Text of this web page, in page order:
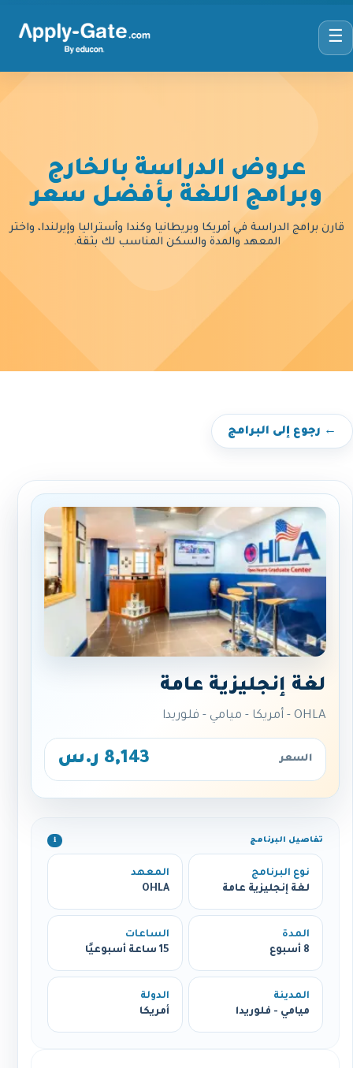
☰
عروض الدراسة بالخارج
وبرامج اللغة بأفضل سعر
قارن برامج الدراسة في أمريكا وبريطانيا وكندا وأستراليا وإيرلندا، واختر
المعهد والمدة والسكن المناسب لك بثقة.
← رجوع إلى البرامج
لغة إنجليزية عامة
OHLA - أمريكا - ميامي - فلوريدا
السعر 8,143 ر.س
تفاصيل البرنامج ℹ️
نوع البرنامج
لغة إنجليزية عامة
المعهد
OHLA
المدة
8 أسبوع
الساعات
15 ساعة أسبوعيًا
المدينة
ميامي - فلوريدا
الدولة
أمريكا